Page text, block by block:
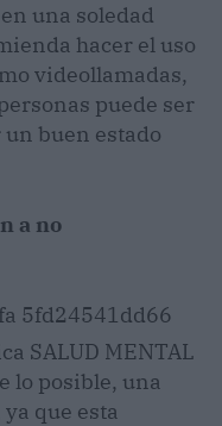
una soledad
hacer el uso
videollamadas,
puede ser
buen estado
a no
SALUD MENTAL
lo posible, una
que esta